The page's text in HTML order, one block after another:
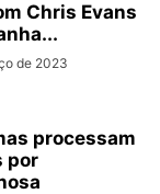
Chris Evans
de 2023
processam
por